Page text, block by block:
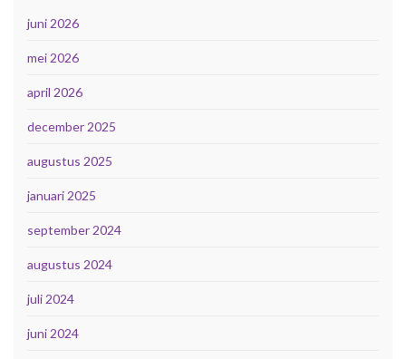
juni 2026
mei 2026
april 2026
december 2025
augustus 2025
januari 2025
september 2024
augustus 2024
juli 2024
juni 2024